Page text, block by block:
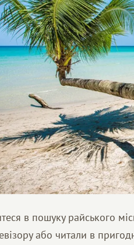
в пошуку райського
або читали в